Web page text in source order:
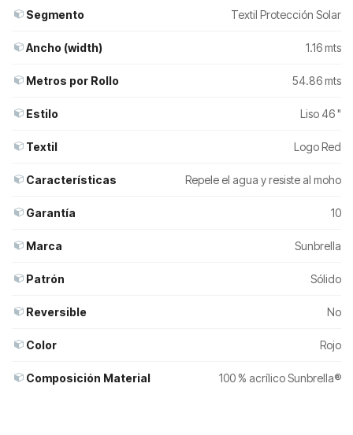
Segmento Textil Protección Solar
Ancho (width) 1.16 mts
Metros por Rollo 54.86 mts
Estilo Liso 46 "
Textil Logo Red
Características Repele el agua y resiste al moho
Garantía 10
Marca Sunbrella
Patrón Sólido
Reversible No
Color Rojo
Composición Material 100 % acrílico Sunbrella®